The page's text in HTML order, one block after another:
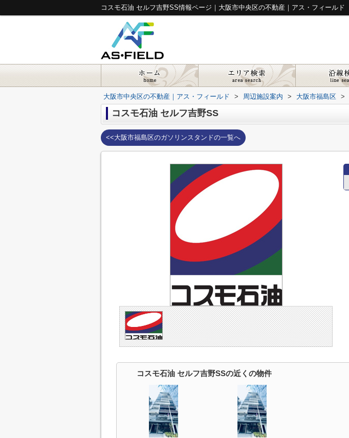
コスモ石油 セルフ吉野SS情報ページ｜大阪市中央区の不動産｜アス・フィールド
大阪市中央区の不動産｜アス・フィールド > 周辺施設案内 > 大阪市福島区 >
コスモ石油 セルフ吉野SS
<<大阪市福島区のガソリンスタンドの一覧へ
コスモ石油 セルフ吉野SSの近くの物件